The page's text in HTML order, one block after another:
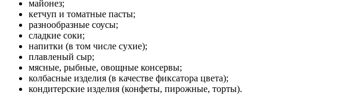
майонез;
кетчуп и томатные пасты;
разнообразные соусы;
сладкие соки;
напитки (в том числе сухие);
плавленый сыр;
мясные, рыбные, овощные консервы;
колбасные изделия (в качестве фиксатора цвета);
кондитерские изделия (конфеты, пирожные, торты).